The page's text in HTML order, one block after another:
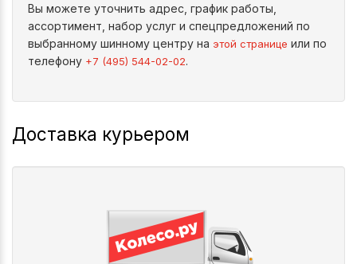
Вы можете уточнить адрес, график работы,
ассортимент, набор услуг и спецпредложений по
выбранному шинному центру на этой странице или по
телефону +7 (495) 544-02-02.
Доставка курьером